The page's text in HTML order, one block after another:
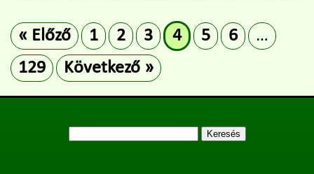
« Előző 1 2 3 4 5 6
…
129
Következő »